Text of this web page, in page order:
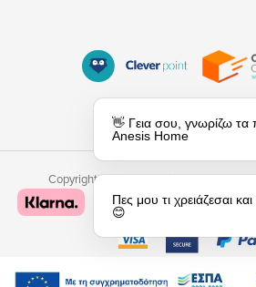
Copyright 2026 © anesishome.gr
👋 Γεια σου, γνωρίζω τα
Anesis Home
Πες μου τι χρειάζεσαι
😊